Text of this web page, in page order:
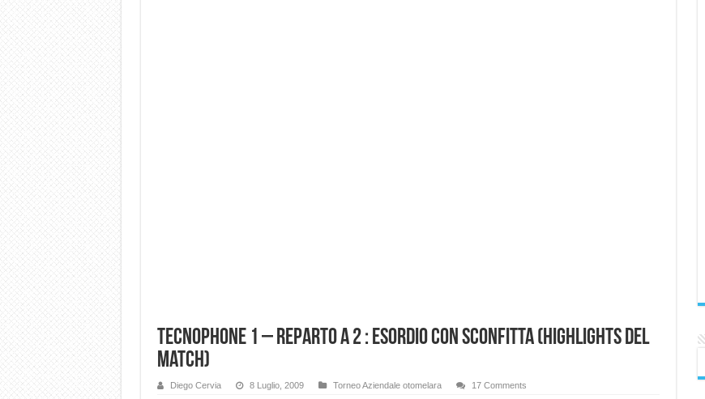
Tecnophone 1 – Reparto A 2 : Esordio con sconfitta (HighLights del
Match)
Diego Cervia 8 Luglio, 2009 Torneo Aziendale otomelara 17 Comments